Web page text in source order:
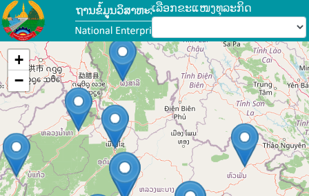
ເລືອກຂະແໜງທຸລະກິດ
ດາວໂຫຣດແຜນທີ່...
+
−